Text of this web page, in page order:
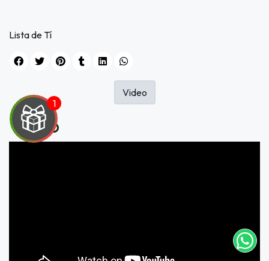
Lista de Tí
Video
Video